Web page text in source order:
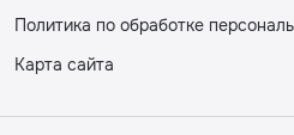
Политика по обработке
Карта сайта